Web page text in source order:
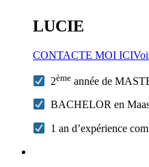
LUCIE
CONTACTE MOI ICI
2ème année de
BACHELOR en
1 an d’expérience